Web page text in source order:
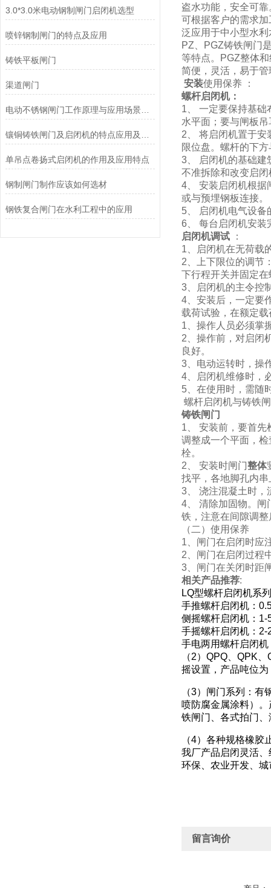
3.0*3.0米电动钢制闸门启闭机选型
喷锌钢制闸门的特点及应用
铸铁平板闸门
渠道闸门
电动不锈钢闸门工作原理与应用场景解析
单吊点卷扬式启闭机的作用及应用特点
钢制闸门制作应该如何选材
钢铁复合闸门在水利工程中的应用
盗水功能，安全可
可根据客户的需求
泛应用于中小型水
PZ、PGZ铸铁闸门
等特点。PGZ整体
简便，灵活，易于
安装使用保养 ：
螺杆启闭机：
1 、 一定要保持基
水平面；要与闸板
2 、 将启闭机置于
限位盘。螺杆的下
3 、 启闭机的基础
不准拆除和改变启
4 、 安装启闭机根
或与预埋钢板连接。
5 、 启闭机电气设
6 、 每台启闭机安
启闭机调试 ：
1 、启闭机在无荷
2 、上下限位的调
下行程开关并固定在
3 、启闭机的主令
4 、安装后，一定
载荷试验，在额定
1 、操作人员必须
2 、操作前，对启
良好。
3 、电动运转时，
4 、启闭机维修时，
5 、在使用时，需
螺杆启闭机与铸铁
铸铁闸门
1、 安装前，要首
调整成一个平面，
栓。
2、 安装时闸门整体
找平，各地脚孔内
3、 浇注混凝土时，
4、 清除加固物。闸
铁，注意在间隙调
（二）使用保养
1、闸门在启闭时应
2、闸门在启闭过程
3、闸门在关闭时距
相关产品推荐:
LQ型螺杆启闭机系列
手推螺杆启闭机：
侧摇螺杆启闭机： 1-
手摇螺杆启闭机： 2-
手电两用螺杆启闭机
（2） QPQ QPK
摇设置，产品吨位为
（3）闸门系列：有
喷防腐金属涂料）
铁闸门、各式拍门
（4）各种规格橡胶
我厂产品启闭灵活
环保、农业开发、
留言询价